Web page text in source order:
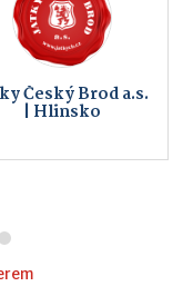
Český Brod a.s.
| Hlinsko